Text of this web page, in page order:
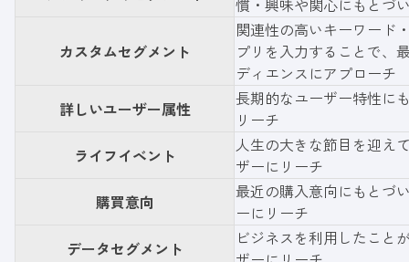
慣・興味や関心にもとづ
カスタムセグメント
関連性の高いキーワード
プリを入力することで、
ディエンスにアプローチ
詳しいユーザー属性
長期的なユーザー特性に
リーチ
ライフイベント
人生の大きな節目を迎え
ザーにリーチ
購買意向
最近の購入意向にもとづ
ーにリーチ
データセグメント
ビジネスを利用したこと